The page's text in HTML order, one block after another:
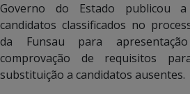
Governo do Estado publicou
candidatos classificados no
da Funsau para
comprovação de requisitos
substituição a candidatos ausentes.